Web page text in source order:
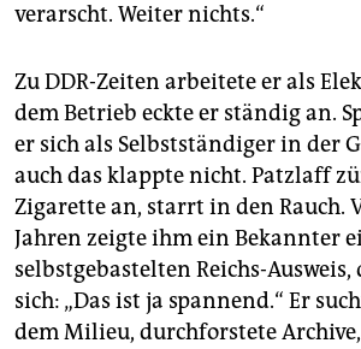
verarscht. Weiter nichts.“
Zu DDR-Zeiten arbeitete er als
dem Betrieb eckte er ständig an.
er sich als Selbstständiger in der
auch das klappte nicht. Patzlaff
Zigarette an, starrt in den Rauch.
Jahren zeigte ihm ein Bekannter
selbstgebastelten Reichs-Ausweis,
sich: „Das ist ja spannend.“ Er
dem Milieu, durchforstete